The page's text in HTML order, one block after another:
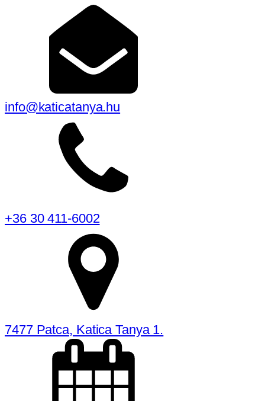
info@katicatanya.hu
+36 30 411-6002
7477 Patca, Katica Tanya 1.